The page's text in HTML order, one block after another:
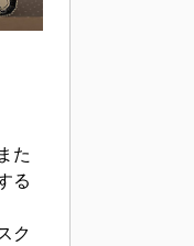
た
る
ク